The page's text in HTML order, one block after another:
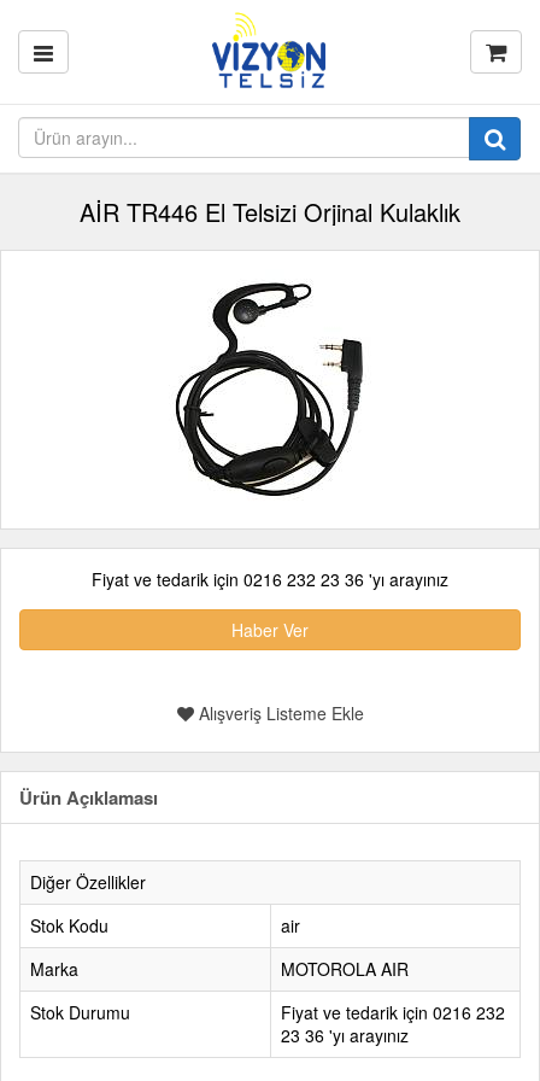
AİR TR446 El Telsizi Orjinal Kulaklık
Fiyat ve tedarik için 0216 232 23 36 'yı arayınız
Haber Ver
Alışveriş Listeme Ekle
Ürün Açıklaması
Diğer Özellikler
Stok Kodu
air
Marka
MOTOROLA AIR
Stok Durumu
Fiyat ve tedarik için 0216 232
23 36 'yı arayınız